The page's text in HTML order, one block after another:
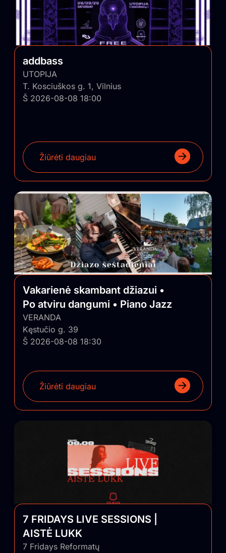
addbass
UTOPIJA
T. Kosciuškos g. 1, Vilnius
Š 2026-08-08 18:00
Žiūrėti daugiau
Vakarienė skambant džiazui •
Po atviru dangumi • Piano Jazz
VERANDA
Kęstučio g. 39
Š 2026-08-08 18:30
Žiūrėti daugiau
7 FRIDAYS LIVE SESSIONS |
AISTĖ LUKK
7 Fridays Reformatų